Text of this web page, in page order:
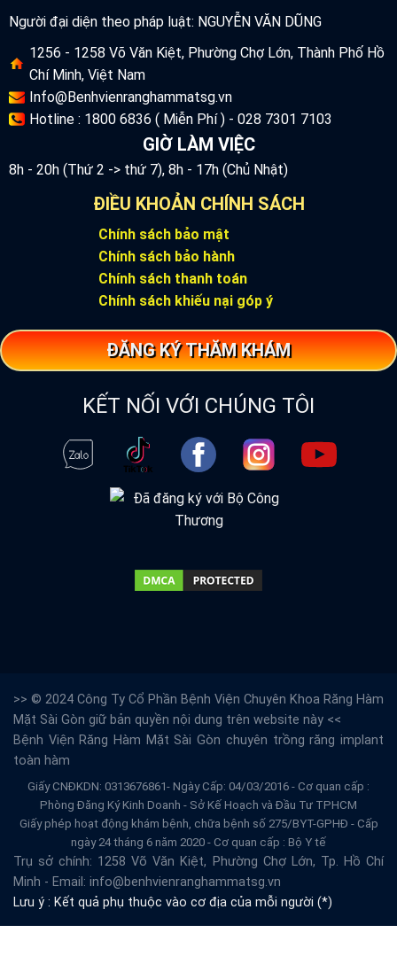
Người đại diện theo pháp luật: NGUYỄN VĂN DŨNG
1256 - 1258 Võ Văn Kiệt, Phường Chợ Lớn, Thành Phố Hồ
Chí Minh, Việt Nam
Info@Benhvienranghammatsg.vn
Hotline : 1800 6836 ( Miễn Phí ) - 028 7301 7103
GIỜ LÀM VIỆC
8h - 20h (Thứ 2 -> thứ 7), 8h - 17h (Chủ Nhật)
ĐIỀU KHOẢN CHÍNH SÁCH
Chính sách bảo mật
Chính sách bảo hành
Chính sách thanh toán
Chính sách khiếu nại góp ý
ĐĂNG KÝ THĂM KHÁM
KẾT NỐI VỚI CHÚNG TÔI
>> © 2024 Công Ty Cổ Phần Bệnh Viện Chuyên Khoa Răng Hàm
Mặt Sài Gòn giữ bản quyền nội dung trên website này <<
Bệnh Viện Răng Hàm Mặt Sài Gòn chuyên trồng răng implant
toàn hàm
Giấy CNĐKDN: 0313676861- Ngày Cấp: 04/03/2016 - Cơ quan cấp :
Phòng Đăng Ký Kinh Doanh - Sở Kế Hoạch và Đầu Tư TPHCM
Giấy phép hoạt động khám bệnh, chữa bệnh số 275/BYT-GPHĐ - Cấp
ngày 24 tháng 6 năm 2020 - Cơ quan cấp : Bộ Y tế
Trụ sở chính: 1258 Võ Văn Kiệt, Phường Chợ Lớn, Tp. Hồ Chí
Minh - Email: info@benhvienranghammatsg.vn
Lưu ý : Kết quả phụ thuộc vào cơ địa của mỗi người (*)